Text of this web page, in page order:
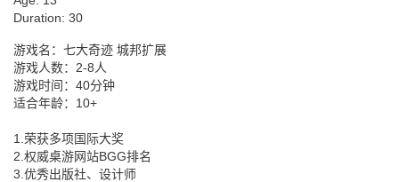
Duration: 30
游戏名：七大奇迹 城邦扩展
游戏人数：2-8人
游戏时间：40分钟
适合年龄：10+
1.荣获多项国际大奖
2.权威桌游网站BGG排名
3.优秀出版社、设计师